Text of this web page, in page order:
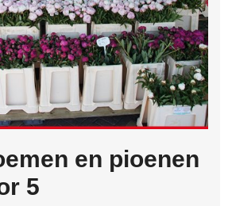
en pioenen
5